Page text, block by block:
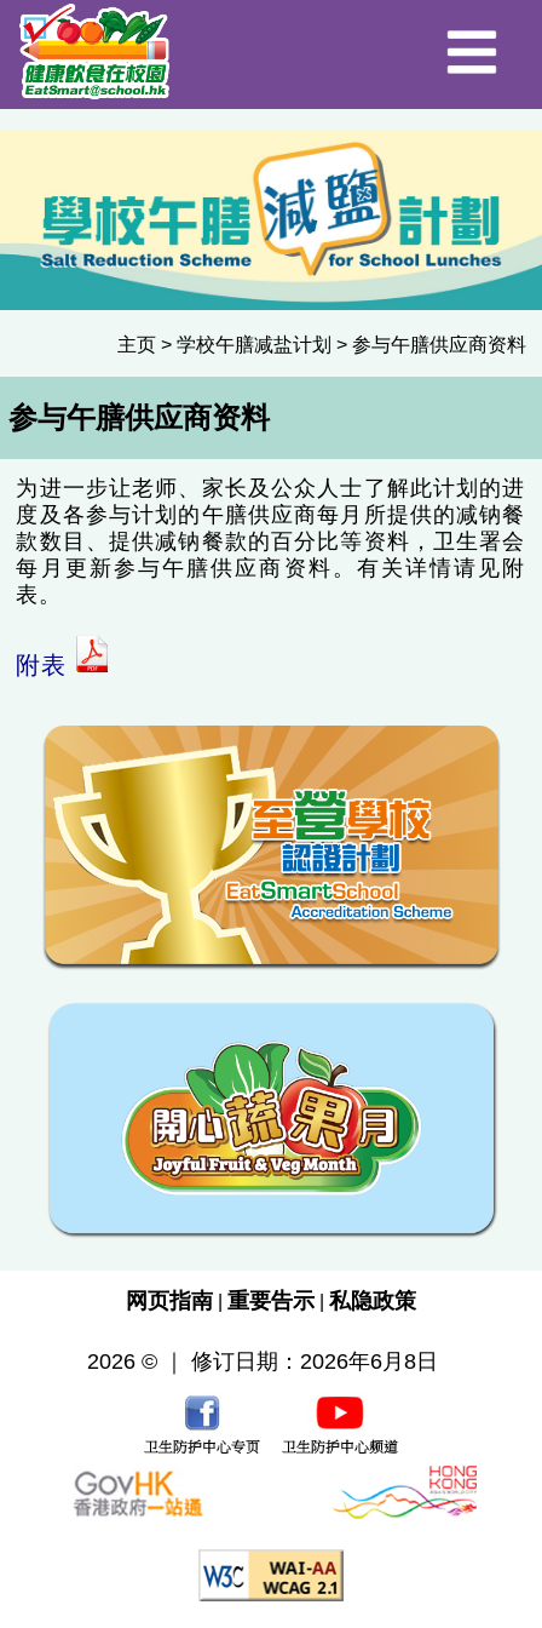
主页> 学校午膳减盐计划 > 参与午膳供应商资料
参与午膳供应商资料
为进一步让老师、家长及公众人士了解此计划的进
度及各参与计划的午膳供应商每月所提供的减钠餐
款数目、提供减钠餐款的百分比等资料，卫生署会
每月更新参与午膳供应商资料。有关详情请见附
表。
附表
网页指南 重要告示 私隐政策
2026 © ｜ 修订日期：2026年6月8日